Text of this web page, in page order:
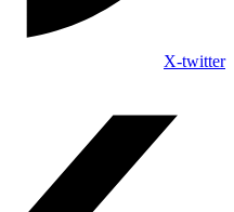
X-twitter